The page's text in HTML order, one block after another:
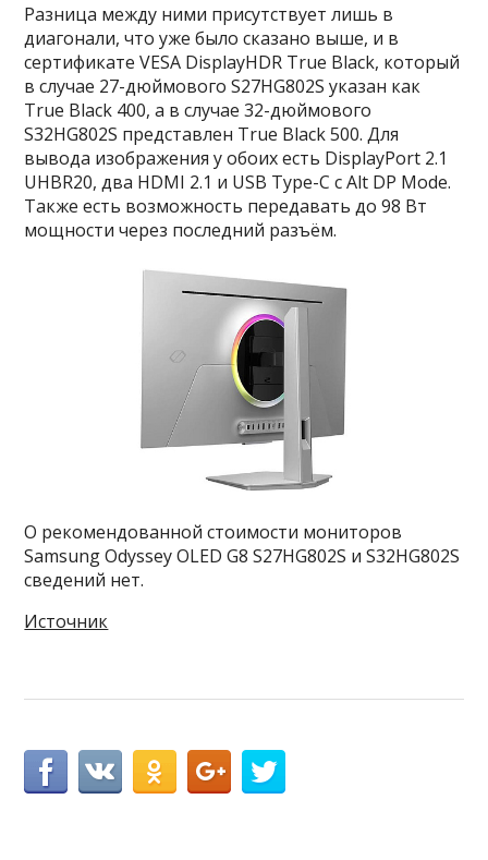
Разница между ними присутствует лишь в
диагонали, что уже было сказано выше, и в
сертификате VESA DisplayHDR True Black, который
в случае 27-дюймового S27HG802S указан как
True Black 400, а в случае 32-дюймового
S32HG802S представлен True Black 500. Для
вывода изображения у обоих есть DisplayPort 2.1
UHBR20, два HDMI 2.1 и USB Type-C с Alt DP Mode.
Также есть возможность передавать до 98 Вт
мощности через последний разъём.
О рекомендованной стоимости мониторов
Samsung Odyssey OLED G8 S27HG802S и S32HG802S
сведений нет.
Источник